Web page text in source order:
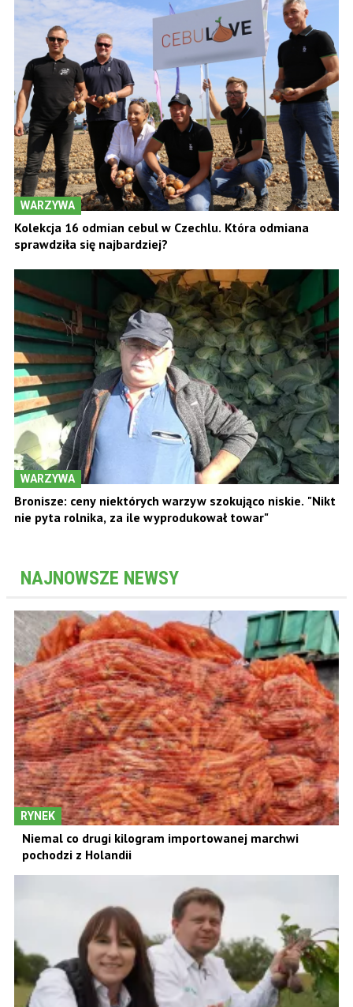
WARZYWA
Kolekcja 16 odmian cebul w Czechlu. Która odmiana
sprawdziła się najbardziej?
WARZYWA
Bronisze: ceny niektórych warzyw szokująco niskie. "Nikt
nie pyta rolnika, za ile wyprodukował towar"
NAJNOWSZE NEWSY
RYNEK
Niemal co drugi kilogram importowanej marchwi
pochodzi z Holandii